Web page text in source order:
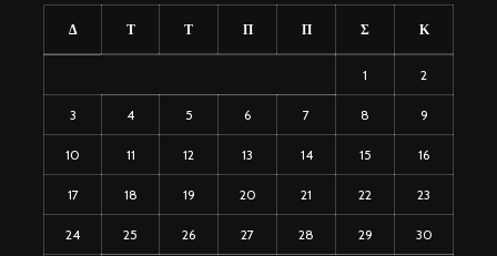
Δ Τ Τ Π Π Σ Κ
1 2
3 4 5 6 7 8 9
10 11 12 13 14 15 16
17 18 19 20 21 22 23
24 25 26 27 28 29 30